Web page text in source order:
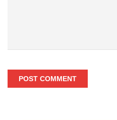
POST COMMENT